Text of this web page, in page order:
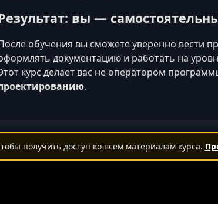
вы —
обучения вы сможете уверенно вести
документацию и работать на
курс делает вас не оператором
.
получить доступ ко всем материалам курса.